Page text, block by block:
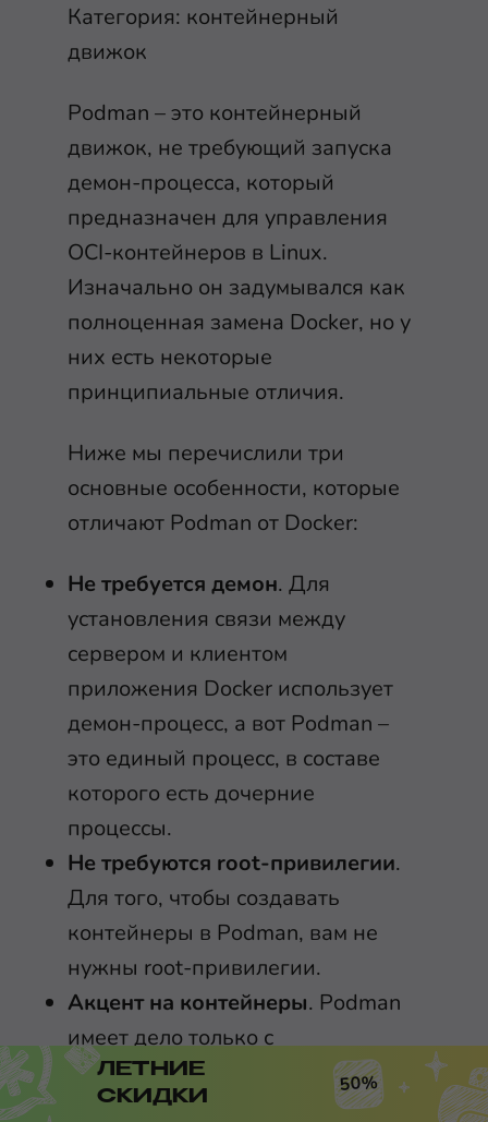
Категория: контейнерный
движок
Podman – это контейнерный
движок, не требующий запуска
демон-процесса, который
предназначен для управления
OCI-контейнеров в Linux.
Изначально он задумывался как
полноценная замена Docker, но у
них есть некоторые
принципиальные отличия.
Ниже мы перечислили три
основные особенности, которые
отличают Podman от Docker:
Не требуется демон. Для
установления связи между
сервером и клиентом
приложения Docker использует
демон-процесс, а вот Podman –
это единый процесс, в составе
которого есть дочерние
процессы.
Не требуются root-привилегии.
Для того, чтобы создавать
контейнеры в Podman, вам не
нужны root-привилегии.
Акцент на контейнеры. Podman
имеет дело только с
запущенными контейнерами, а
для других действий по
ЛЕТНИЕ
СКИДКИ
50%